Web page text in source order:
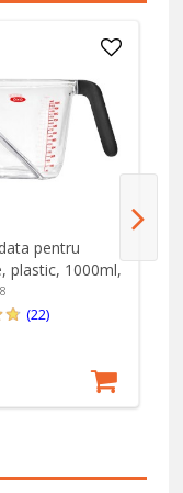
pentru
plastic, 1000ml,
- OXO
(22)